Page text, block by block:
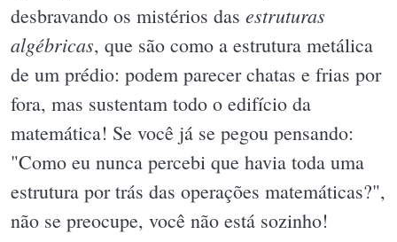
desbravando os mistérios das estruturas
algébricas, que são como a estrutura metálica
de um prédio: podem parecer chatas e frias por
fora, mas sustentam todo o edifício da
matemática! Se você já se pegou pensando:
"Como eu nunca percebi que havia toda uma
estrutura por trás das operações matemáticas?",
não se preocupe, você não está sozinho!